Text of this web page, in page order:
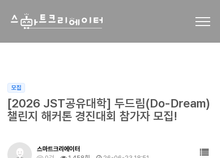
모집
[2026 JST공유대학] 두드림(Do-Dream)
챌린지 해커톤 경진대회 참가자 모집!
스마트크리에이터